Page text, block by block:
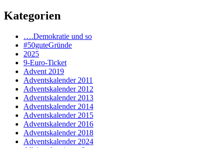
Kategorien
….Demokratie und so
#50guteGründe
2025
9-Euro-Ticket
Advent 2019
Adventskalender 2011
Adventskalender 2012
Adventskalender 2013
Adventskalender 2014
Adventskalender 2015
Adventskalender 2016
Adventskalender 2018
Adventskalender 2024